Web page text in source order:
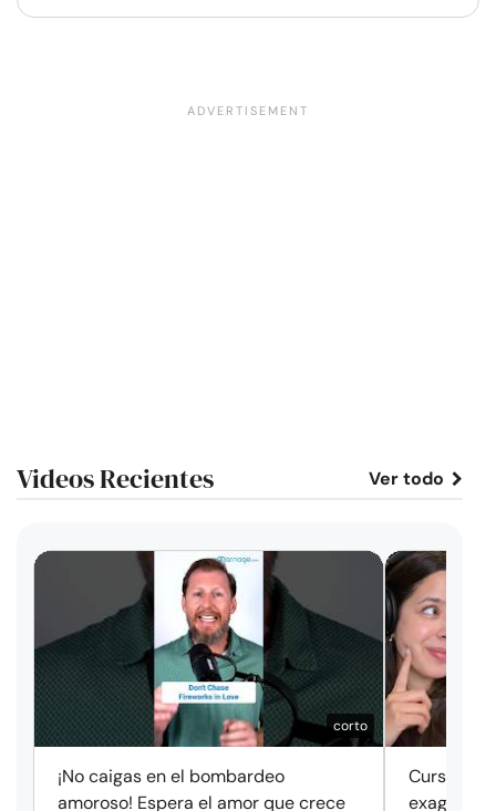
Videos Recientes Ver todo
corto
¡No caigas en el bombardeo
amoroso! Espera el amor que crece
Cursos